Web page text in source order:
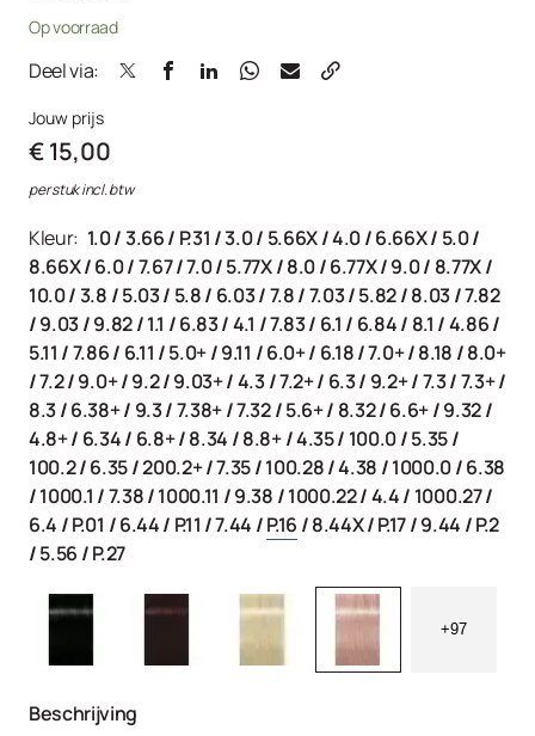
Op voorraad
Deel via:
Jouw prijs
€ 15,00
per stuk incl. btw
Kleur: 1.0/3.66/ P.31 /3.0/ 5.66X/4.0/6.66X/ 5.0/
8.66X/6.0/7.67/7.0/5.77X/8.0/6.77X/9.0/ 8.77X/
10.0/3.8 /5.03/ 5.8/ 6.03/7.8/7.03/5.82/8.03/7.82
/9.03/9.82/1.1 /6.83/4.1 /7.83/ 6.1 / 6.84/ 8.1 /4.86/
5.11 /7.86/ 6.11 /5.0+/9.11 /6.0+/ 6.18/7.0+/8.18 /8.0+
/7.2/9.0+/9.2/9.03+/4.3/7.2+/ 6.3/ 9.2+/7.3/7.3+/
8.3/6.38+/ 9.3/7.38+/7.32/5.6+/ 8.32/6.6+/9.32/
4.8+/ 6.34/ 6.8+/8.34 /8.8+/4.35/ 100.0/5.35/
100.2/6.35/200.2+/7.35/100.28/4.38 /1000.0/6.38
/1000.1 /7.38/1000.11 /9.38 /1000.22/4.4/ 1000.27/
6.4 /P.01 /6.44/ P.11 /7.44 /P.16 /8.44X/P.17/9.44 /P.2
/5.56 /P.27
+97
Beschrijving